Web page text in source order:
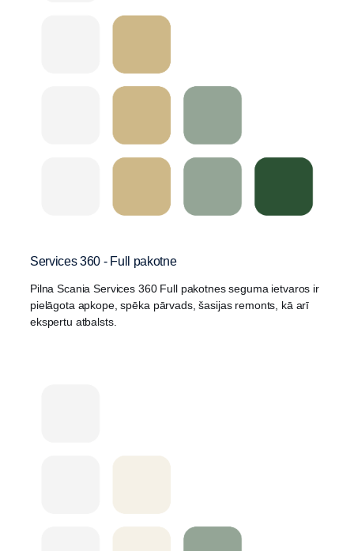
Services 360 - Full pakotne
Pilna Scania Services 360 Full pakotnes seguma ietvaros ir
pielāgota apkope, spēka pārvads, šasijas remonts, kā arī
ekspertu atbalsts.